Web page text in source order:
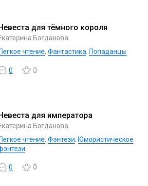
для тёмного короля
Богданова
чтение, Фантастика, Попаданцы
0 0
для императора
Богданова
чтение, Фэнтези, Юмористическое
0 0